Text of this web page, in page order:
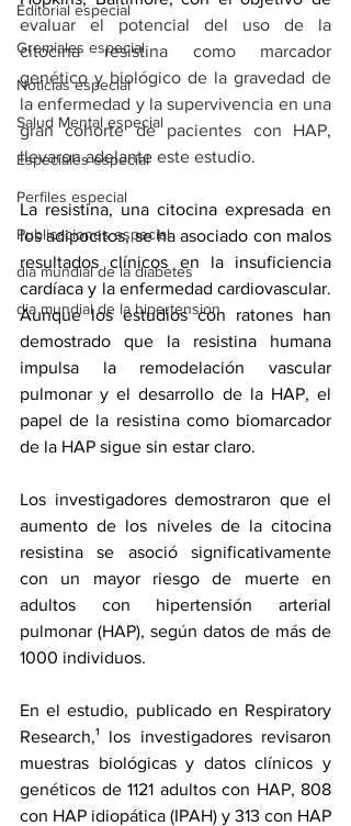
Editorial especial
Gremiales especial
Noticias especial
Salud Mental especial
Especiales especial
Perfiles especial
Publicaciones especial
dia mundial de la diabetes
dia mundial de la hipertension
evaluar el potencial del uso de la
citocina resistina como marcador
genético y biológico de la gravedad de
la enfermedad y la supervivencia en una
gran cohorte de pacientes con HAP,
llevaron adelante este estudio.
La resistina, una citocina expresada en
los adipocitos, se ha asociado con malos
resultados clínicos en la insuficiencia
cardíaca y la enfermedad cardiovascular.
Aunque los estudios con ratones han
demostrado que la resistina humana
impulsa la remodelación vascular
pulmonar y el desarrollo de la HAP, el
papel de la resistina como biomarcador
de la HAP sigue sin estar claro.
Los investigadores demostraron que el
aumento de los niveles de la citocina
resistina se asoció significativamente
con un mayor riesgo de muerte en
adultos con hipertensión arterial
pulmonar (HAP), según datos de más de
1000 individuos.
En el estudio, publicado en Respiratory
Research,¹ los investigadores revisaron
muestras biológicas y datos clínicos y
genéticos de 1121 adultos con HAP, 808
con HAP idiopática (IPAH) y 313 con HAP